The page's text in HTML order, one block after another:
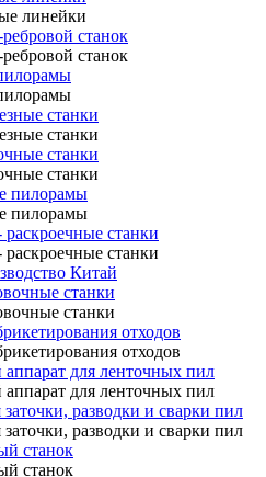
линейки
станок
станок
станки
станки
станки
станки
пилорамы
пилорамы
станки
станки
Китай
станки
станки
отходов
отходов
для ленточных пил
для ленточных пил
разводки и сварки пил
разводки и сварки пил
станок
станок